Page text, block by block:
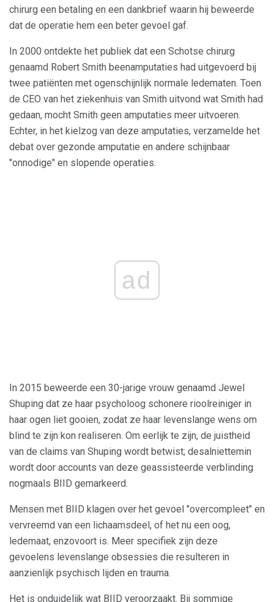
chirurg een betaling en een dankbrief waarin hij beweerde
dat de operatie hem een ​​beter gevoel gaf.
In 2000 ontdekte het publiek dat een Schotse chirurg
genaamd Robert Smith beenamputaties had uitgevoerd bij
twee patiënten met ogenschijnlijk normale ledematen. Toen
de CEO van het ziekenhuis van Smith uitvond wat Smith had
gedaan, mocht Smith geen amputaties meer uitvoeren.
Echter, in het kielzog van deze amputaties, verzamelde het
debat over gezonde amputatie en andere schijnbaar
"onnodige" en slopende operaties.
ad
In 2015 beweerde een 30-jarige vrouw genaamd Jewel
Shuping dat ze haar psycholoog schonere rioolreiniger in
haar ogen liet gooien, zodat ze haar levenslange wens om
blind te zijn kon realiseren. Om eerlijk te zijn, de juistheid
van de claims van Shuping wordt betwist; desalniettemin
wordt door accounts van deze geassisteerde verblinding
nogmaals BIID gemarkeerd.
Mensen met BIID klagen over het gevoel "overcompleet" en
vervreemd van een lichaamsdeel, of het nu een oog,
ledemaat, enzovoort is. Meer specifiek zijn deze
gevoelens levenslange obsessies die resulteren in
aanzienlijk psychisch lijden en trauma.
Het is onduidelijk wat BIID veroorzaakt. Bij sommige